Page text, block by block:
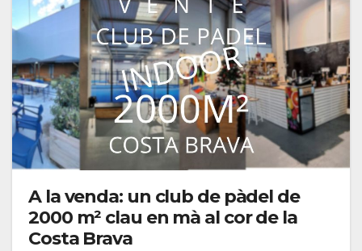
A la venda: un club de pàdel de
2000 m² clau en mà al cor de la
Costa Brava